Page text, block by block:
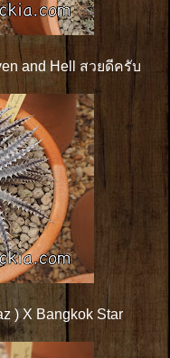
and Hell สวยดีครับ
) X Bangkok Star